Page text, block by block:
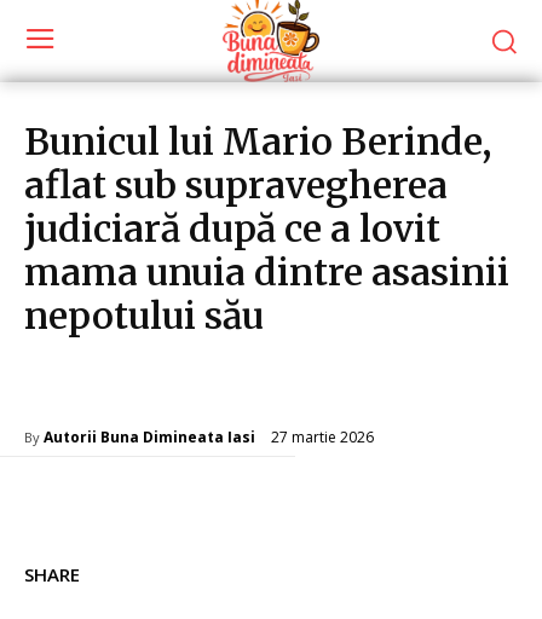
Bunicul lui Mario Berinde,
aflat sub supravegherea
judiciară după ce a lovit
mama unuia dintre asasinii
nepotului său
By Autorii Buna Dimineata Iasi 27 martie 2026
SHARE